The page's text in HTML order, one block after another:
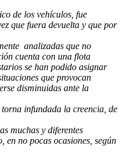
de los vehículos, fue
que fuera devuelta y que por
analizadas que no
cuenta con una flota
se han podido asignar
que provocan
disminuidas ante la
infundada la creencia, de
muchas y diferentes
en no pocas ocasiones, según